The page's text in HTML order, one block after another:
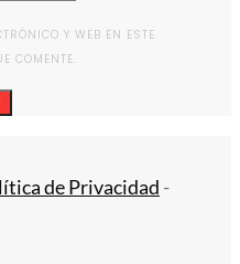
Y WEB EN ESTE
COMENTE.
de Privacidad -